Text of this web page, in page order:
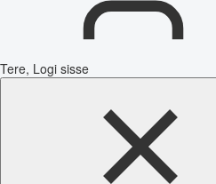
Tere, Logi sisse